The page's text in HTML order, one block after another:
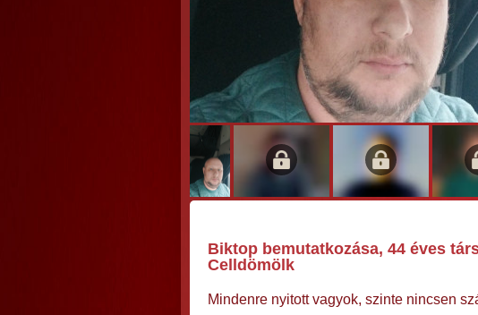
Biktop bemutatkozása, 44 éves
Celldömölk
Mindenre nyitott vagyok, szinte nincsen